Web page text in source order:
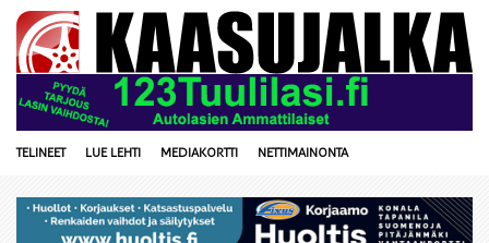
TELINEET LUE LEHTI MEDIAKORTTI NETTIMAINONTA